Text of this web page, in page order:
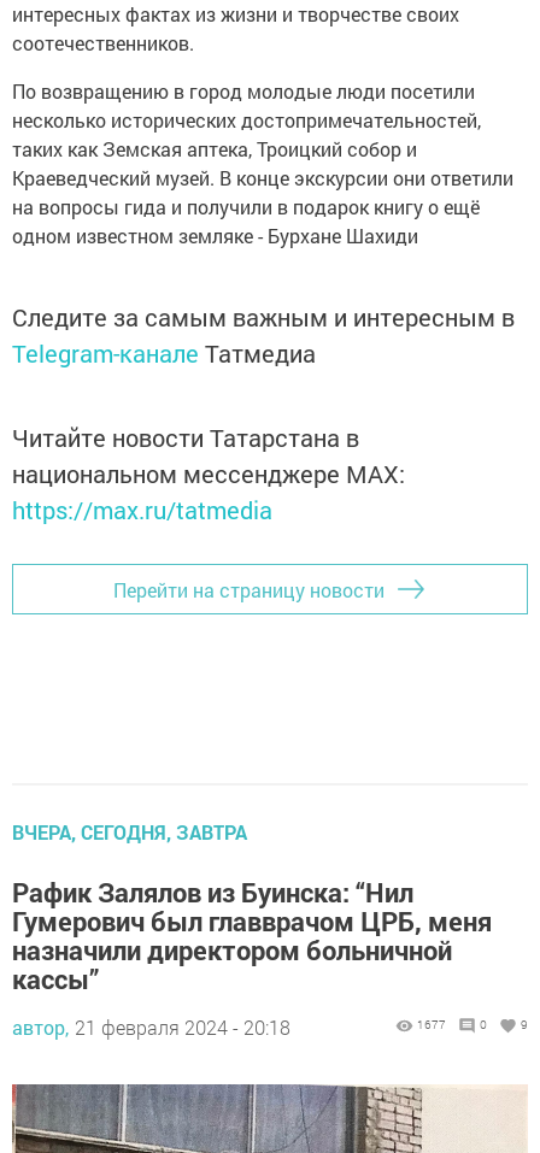
интересных фактах из жизни и творчестве своих
соотечественников.
По возвращению в город молодые люди посетили
несколько исторических достопримечательностей,
таких как Земская аптека, Троицкий собор и
Краеведческий музей. В конце экскурсии они ответили
на вопросы гида и получили в подарок книгу о ещё
одном известном земляке - Бурхане Шахиди
Следите за самым важным и интересным в
Telegram-канале Татмедиа
Читайте новости Татарстана в
национальном мессенджере MАХ:
https://max.ru/tatmedia
Перейти на страницу новости
ВЧЕРА, СЕГОДНЯ, ЗАВТРА
Рафик Залялов из Буинска: “Нил
Гумерович был главврачом ЦРБ, меня
назначили директором больничной
кассы”
автор, 21 февраля 2024 - 20:18 1677 0 9